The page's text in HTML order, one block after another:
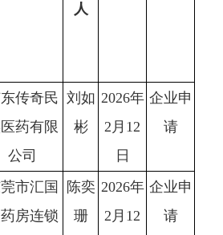
人
传奇民
药有限
公司
刘如
彬
2026年
2月12
日
企业申
请
市汇国
房连锁
陈奕
珊
2026年
2月12
企业申
请